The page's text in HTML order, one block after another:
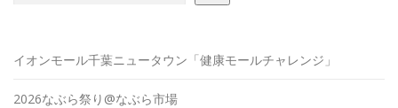
イオンモール千葉ニュータウン「健康モールチャレンジ」
2026なぶら祭り@なぶら市場